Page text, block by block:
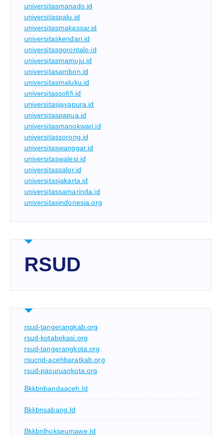
universitasmanado.id
universitaspalu.id
universitasmakassar.id
universitaskendari.id
universitasgorontalo.id
universitasmamuju.id
universitasambon.id
universitasmaluku.id
universitassofifi.id
universitasjayapura.id
universitaspapua.id
universitasmanokwari.id
universitassorong.id
universitaswanggar.id
universitaswalesi.id
universitassalor.id
universitasjakarta.id
universitassamarinda.id
universitasindonesia.org
RSUD
rsud-tangerangkab.org
rsud-kotabekasi.org
rsud-tangerangkota.org
rsucnd-acehbaratkab.org
rsud-pasuruankota.org
Bkkbnbandaaceh.id
Bkkbnsabang.id
Bkkbnlhokseumawe.id